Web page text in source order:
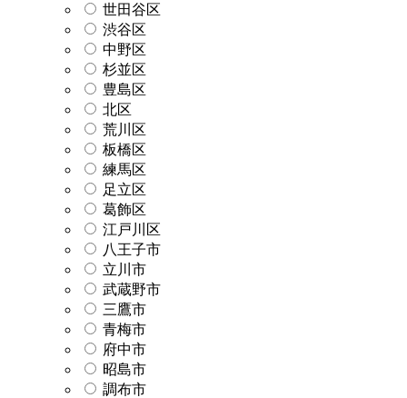
世田谷区
渋谷区
中野区
杉並区
豊島区
北区
荒川区
板橋区
練馬区
足立区
葛飾区
江戸川区
八王子市
立川市
武蔵野市
三鷹市
青梅市
府中市
昭島市
調布市